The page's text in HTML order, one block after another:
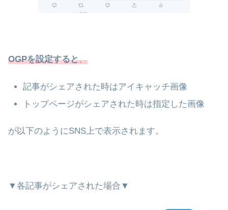
OGPを設定すると、
記事がシェアされた時はアイキャッチ画像
トップページがシェアされた時は指定した画像
が以下のようにSNS上で表示されます。
▼各記事がシェアされた場合▼